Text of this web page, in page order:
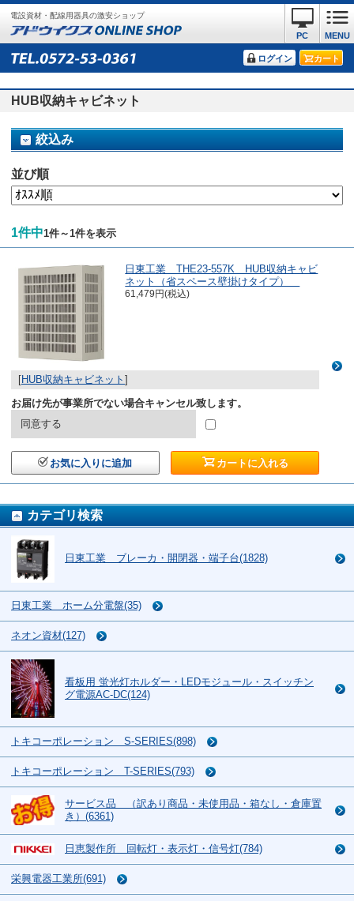
電設資材・配線用器具の激安ショップ
MENU
PC
ログイン カート
HUB収納キャビネット
絞込み
並び順
1件中1件～1件を表示
日東工業 THE23-557K HUB収納キャビ
ネット（省スペース壁掛けタイプ）
61,479円(税込)
[HUB収納キャビネット ]
お届け先が事業所でない場合キャンセル致します。
同意する
お気に入りに追加 カートに入れる
カテゴリ検索
日東工業 ブレーカ・開閉器・端子台(1828)
日東工業 ホーム分電盤(35)
ネオン資材(127)
看板用 蛍光灯ホルダー・LEDモジュール・スイッチン
グ電源AC-DC(124)
トキコーポレーション S-SERIES(898)
トキコーポレーション T-SERIES(793)
サービス品 （訳あり商品・未使用品・箱なし・倉庫置
き）(6361)
日恵製作所 回転灯・表示灯・信号灯(784)
栄興電器工業所(691)